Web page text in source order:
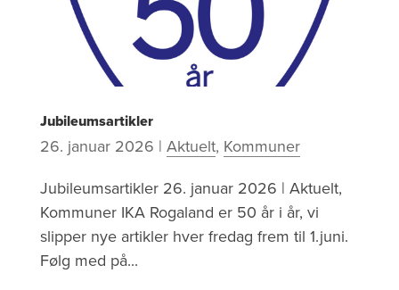
Jubileumsartikler
26. januar 2026 | Aktuelt, Kommuner
Jubileumsartikler 26. januar 2026 | Aktuelt,
Kommuner IKA Rogaland er 50 år i år, vi
slipper nye artikler hver fredag frem til 1.juni.
Følg med på...